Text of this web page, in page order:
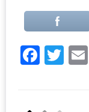
ชั่
แม่